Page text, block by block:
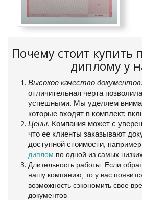
Почему стоит купить
диплому у
Высокое качество документов
отличительная черта
успешными. Мы уделяем
которые входят в комплект,
Цены. Компания может с
что ее клиенты заказывают
доступной стоимости , например,
диплом по одной из самых
Длительность работы. Если
нашу компанию, то у вас
возможность сэкономить свое
документов